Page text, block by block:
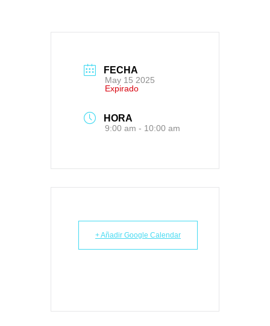
FECHA
May 15 2025
Expirado
HORA
9:00 am - 10:00 am
+ Añadir Google Calendar